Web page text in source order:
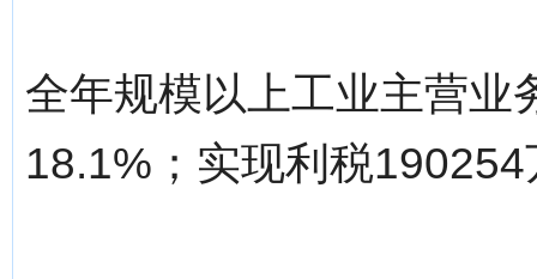
全年规模以上工业主营业
18.1%；实现利税